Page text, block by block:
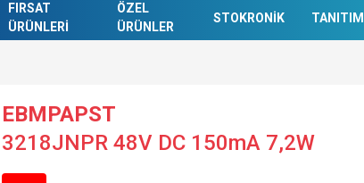
FIRSAT
ÜRÜNLERİ
ÖZEL
ÜRÜNLER
STOKRONİK TANITIM
EBMPAPST
3218JNPR 48V DC 150mA 7,2W